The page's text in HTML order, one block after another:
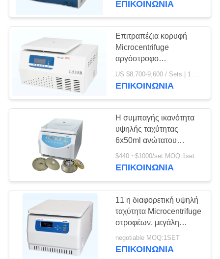
φυγοκέντρωση
Μίνι υποβάλτε τη
μηχανή σε
φυγοκέντρωση
Κεντρίφουγα φιάλη
& σωλήνας
ΕΠΙΚΟΙΝΩΝΊΑ
Επιτραπέζια κορυφή
Microcentrifuge
αργόστροφο
κατεψυγμένο L535R
μεγάλης περιεκτικότητας
US $8,700-9,600 / Sets | 1 Set/Sets (Min. Order) MOQ:1 Ρυθμίστε / Σετ
ΕΠΙΚΟΙΝΩΝΊΑ
Η συμπαγής ικανότητα
υψηλής ταχύτητας
6x50ml ανώτατου
Microcentrifuge
εργαστηριακών πινάκων
φυγοκέντρωση
$440 ~$1000/set MOQ:1set
ΕΠΙΚΟΙΝΩΝΊΑ
11 η διαφορετική υψηλή
ταχύτητα Microcentrifuge
στροφέων, μεγάλη
περιεκτικότητα
υποβάλλει σε
negotiable MOQ:1SET
ΕΠΙΚΟΙΝΩΝΊΑ